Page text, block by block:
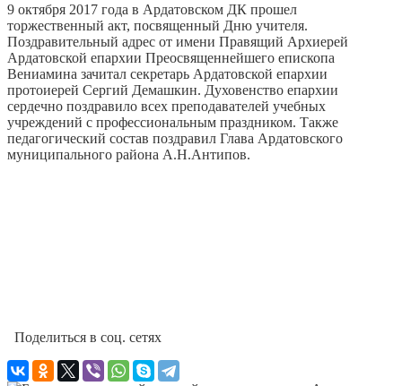
9 октября 2017 года в Ардатовском ДК прошел
торжественный акт, посвященный Дню учителя.
Поздравительный адрес от имени Правящий Архиерей
Ардатовской епархии Преосвященнейшего епископа
Вениамина зачитал секретарь Ардатовской епархии
протоиерей Сергий Демашкин. Духовенство епархии
сердечно поздравило всех преподавателей учебных
учреждений с профессиональным праздником. Также
педагогический состав поздравил Глава Ардатовского
муниципального района А.Н.Антипов.
Поделиться в соц. сетях